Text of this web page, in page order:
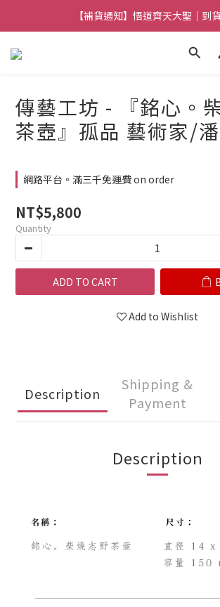
【熱門】馬上有系列！四種寶物幫你財
【補貨通知】悟道齊天大聖｜到
【熱門】馬上有系列！四種寶物幫你財
傳藝工坊 - 『銘心。
茶壺』孤品 藝術家/
網路平台。滿三千免運費 on order
NT$5,800
Quantity
ADD TO CART
Add to Wishlist
Description
Shipping &
Payment
Description